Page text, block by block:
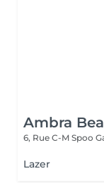
Ambra
6, Rue C-M Spoo
Lazer